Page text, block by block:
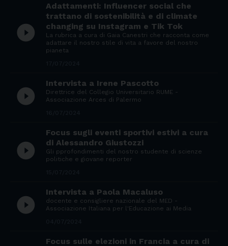
play_circle_filled
Adattamenti: Influencer social che
trattano di sostenibilità e di climate
changing su Instagram e Tik Tok
La rubrica a cura di Gaia Canestri che racconta come
adattare il nostro stile di vita a favore del nostro
pianeta
play_circle_filled
Intervista a Irene Pascotto
Direttrice del Collegio Universitario RUME -
Associazione Arces di Palermo
play_circle_filled
Focus sugli eventi sportivi estivi a cura
di Alessandro Giustozzi
Gli pprofondimenti del nostro studente di scienze
politiche e giovane reporter
play_circle_filled
Intervista a Paola Macaluso
docente e consigliere nazionale del MED -
Associazione Italiana per l'Educazione ai Media
Focus sulle elezioni in Francia a cura di